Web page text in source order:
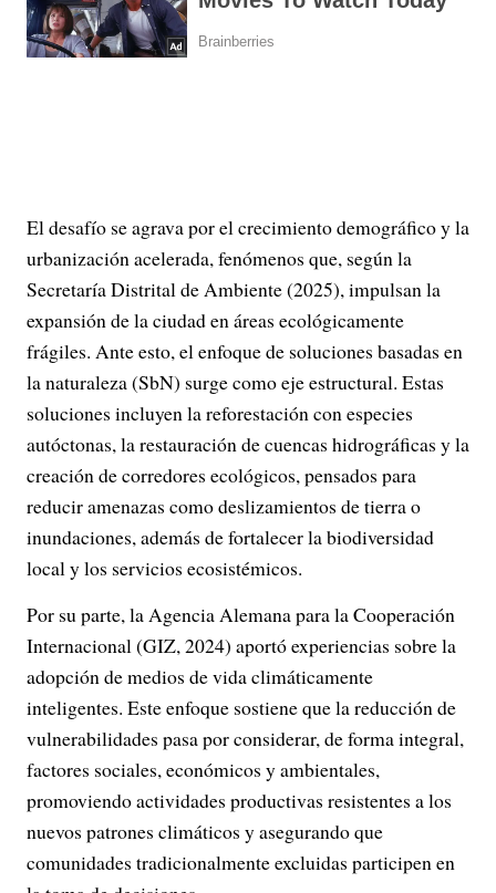
El desafío se agrava por el crecimiento demográfico y la
urbanización acelerada, fenómenos que, según la
Secretaría Distrital de Ambiente (2025), impulsan la
expansión de la ciudad en áreas ecológicamente
frágiles. Ante esto, el enfoque de soluciones basadas en
la naturaleza (SbN) surge como eje estructural. Estas
soluciones incluyen la reforestación con especies
autóctonas, la restauración de cuencas hidrográficas y la
creación de corredores ecológicos, pensados para
reducir amenazas como deslizamientos de tierra o
inundaciones, además de fortalecer la biodiversidad
local y los servicios ecosistémicos.
Por su parte, la Agencia Alemana para la Cooperación
Internacional (GIZ, 2024) aportó experiencias sobre la
adopción de medios de vida climáticamente
inteligentes. Este enfoque sostiene que la reducción de
vulnerabilidades pasa por considerar, de forma integral,
factores sociales, económicos y ambientales,
promoviendo actividades productivas resistentes a los
nuevos patrones climáticos y asegurando que
comunidades tradicionalmente excluidas participen en